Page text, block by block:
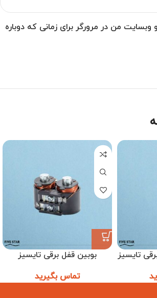
وبسایت من در مرورگر برای زمانی که دوباره
تایسیز
بوبین قفل برقی تایسیز
تماس بگیرید